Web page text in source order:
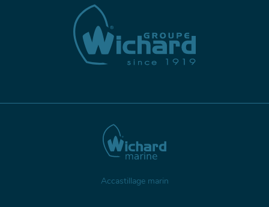
Accastillage marin